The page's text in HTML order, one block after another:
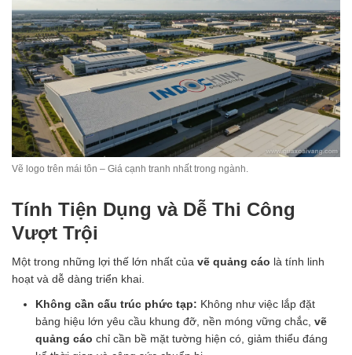
Vẽ logo trên mái tôn – Giá cạnh tranh nhất trong ngành.
Tính Tiện Dụng và Dễ Thi Công
Vượt Trội
Một trong những lợi thế lớn nhất của vẽ quảng cáo là tính linh
hoạt và dễ dàng triển khai.
Không cần cấu trúc phức tạp: Không như việc lắp đặt
bảng hiệu lớn yêu cầu khung đỡ, nền móng vững chắc, vẽ
quảng cáo chỉ cần bề mặt tường hiện có, giảm thiểu đáng